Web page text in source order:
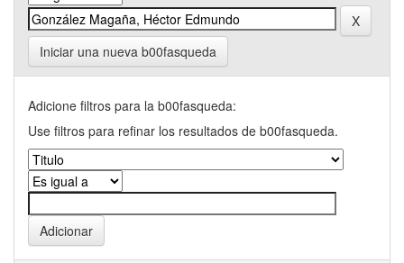
Iniciar una nueva b00fasqueda
Adicione filtros para la b00fasqueda:
Use filtros para refinar los resultados de b00fasqueda.